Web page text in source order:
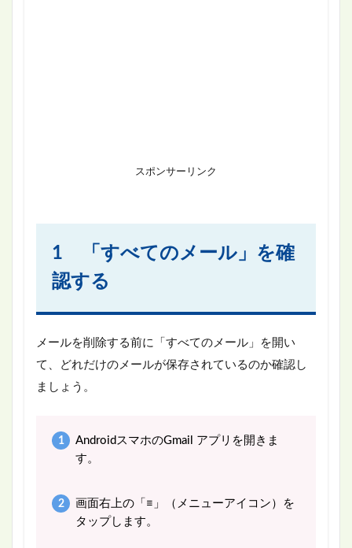
スポンサーリンク
1 「すべてのメール」を確
認する
メールを削除する前に「すべてのメール」を開い
て、どれだけのメールが保存されているのか確認し
ましょう。
AndroidスマホのGmail アプリを開きま
す。
画面右上の「≡」（メニューアイコン）を
タップします。